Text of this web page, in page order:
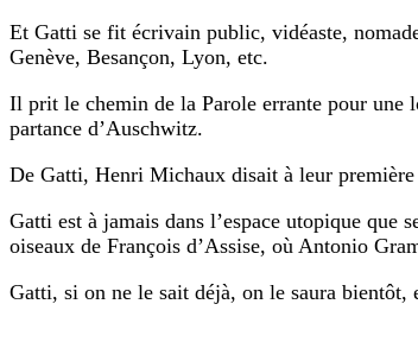
Et Gatti se fit écrivain public, vidéaste,
Genève, Besançon, Lyon, etc.
Il prit le chemin de la Parole errante pour une
partance d’Auschwitz.
De Gatti, Henri Michaux disait à leur
Gatti est à jamais dans l’espace utopique
oiseaux de François d’Assise, où Antonio
Gatti, si on ne le sait déjà, on le saura bientôt,